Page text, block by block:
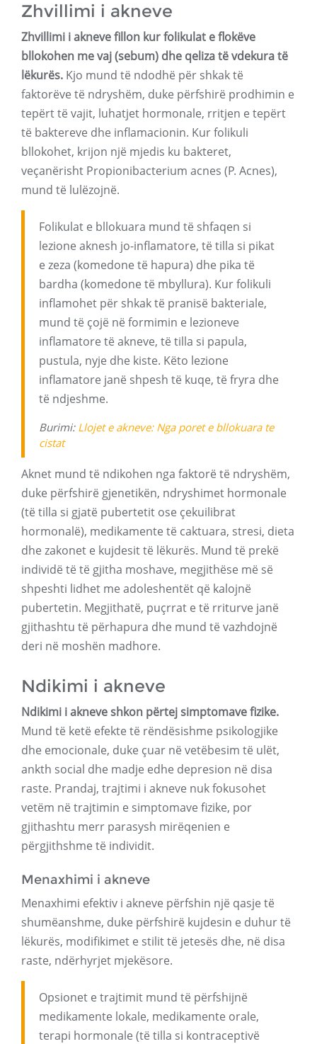
Zhvillimi i akneve
Zhvillimi i akneve fillon kur folikulat e flokëve
bllokohen me vaj (sebum) dhe qeliza të vdekura të
lëkurës. Kjo mund të ndodhë për shkak të
faktorëve të ndryshëm, duke përfshirë prodhimin e
tepërt të vajit, luhatjet hormonale, rritjen e tepërt
të baktereve dhe inflamacionin. Kur folikuli
bllokohet, krijon një mjedis ku bakteret,
veçanërisht Propionibacterium acnes (P. Acnes),
mund të lulëzojnë.
Folikulat e bllokuara mund të shfaqen si
lezione aknesh jo-inflamatore, të tilla si pikat
e zeza (komedone të hapura) dhe pika të
bardha (komedone të mbyllura). Kur folikuli
inflamohet për shkak të pranisë bakteriale,
mund të çojë në formimin e lezioneve
inflamatore të akneve, të tilla si papula,
pustula, nyje dhe kiste. Këto lezione
inflamatore janë shpesh të kuqe, të fryra dhe
të ndjeshme.
Burimi: Llojet e akneve: Nga poret e bllokuara te
cistat
Aknet mund të ndikohen nga faktorë të ndryshëm,
duke përfshirë gjenetikën, ndryshimet hormonale
(të tilla si gjatë pubertetit ose çekuilibrat
hormonalë), medikamente të caktuara, stresi, dieta
dhe zakonet e kujdesit të lëkurës. Mund të prekë
individë të të gjitha moshave, megjithëse më së
shpeshti lidhet me adoleshentët që kalojnë
pubertetin. Megjithatë, puçrrat e të rriturve janë
gjithashtu të përhapura dhe mund të vazhdojnë
deri në moshën madhore.
Ndikimi i akneve
Ndikimi i akneve shkon përtej simptomave fizike.
Mund të ketë efekte të rëndësishme psikologjike
dhe emocionale, duke çuar në vetëbesim të ulët,
ankth social dhe madje edhe depresion në disa
raste. Prandaj, trajtimi i akneve nuk fokusohet
vetëm në trajtimin e simptomave fizike, por
gjithashtu merr parasysh mirëqenien e
përgjithshme të individit.
Menaxhimi i akneve
Menaxhimi efektiv i akneve përfshin një qasje të
shumëanshme, duke përfshirë kujdesin e duhur të
lëkurës, modifikimet e stilit të jetesës dhe, në disa
raste, ndërhyrjet mjekësore.
Opsionet e trajtimit mund të përfshijnë
medikamente lokale, medikamente orale,
terapi hormonale (të tilla si kontraceptivë